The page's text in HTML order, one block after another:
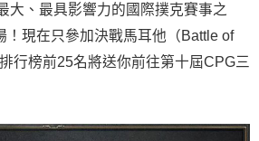
大、最具影響力的國際撲克賽事之
！現在只參加決戰馬耳他（Battle of
行榜前25名將送你前往第十屆CPG三